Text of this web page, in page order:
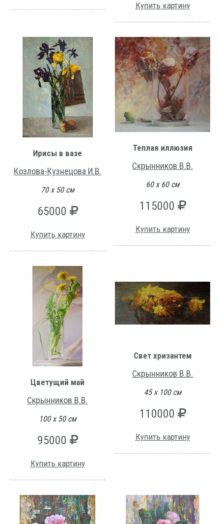
Купить картину
Ирисы в вазе
Козлова-Кузнецова И.В.
70 х 50 см
65000
Купить картину
Теплая иллюзия
Скрынников В.В.
60 х 60 см
115000
Купить картину
Цветущий май
Скрынников В.В.
100 х 50 см
95000
Купить картину
Свет хризантем
Скрынников В.В.
45 х 100 см
110000
Купить картину